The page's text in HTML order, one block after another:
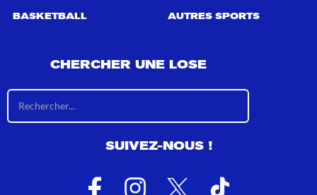
BASKETBALL
AUTRES SPORTS
CHERCHER UNE LOSE
s
l
a
t
SUIVEZ-NOUS !